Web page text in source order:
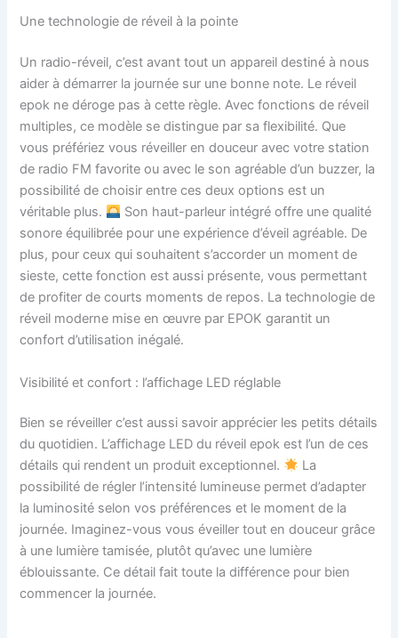
Une technologie de réveil à la pointe
Un radio-réveil, c’est avant tout un appareil destiné à nous
aider à démarrer la journée sur une bonne note. Le réveil
epok ne déroge pas à cette règle. Avec fonctions de réveil
multiples, ce modèle se distingue par sa flexibilité. Que
vous préfériez vous réveiller en douceur avec votre station
de radio FM favorite ou avec le son agréable d’un buzzer, la
possibilité de choisir entre ces deux options est un
véritable plus.
Son haut-parleur intégré offre une qualité
sonore équilibrée pour une expérience d’éveil agréable. De
plus, pour ceux qui souhaitent s’accorder un moment de
sieste, cette fonction est aussi présente, vous permettant
de profiter de courts moments de repos. La technologie de
réveil moderne mise en œuvre par EPOK garantit un
confort d’utilisation inégalé.
Visibilité et confort : l’affichage LED réglable
Bien se réveiller c’est aussi savoir apprécier les petits détails
du quotidien. L’affichage LED du réveil epok est l’un de ces
détails qui rendent un produit exceptionnel.
La
possibilité de régler l’intensité lumineuse permet d’adapter
la luminosité selon vos préférences et le moment de la
journée. Imaginez-vous vous éveiller tout en douceur grâce
à une lumière tamisée, plutôt qu’avec une lumière
éblouissante. Ce détail fait toute la différence pour bien
commencer la journée.